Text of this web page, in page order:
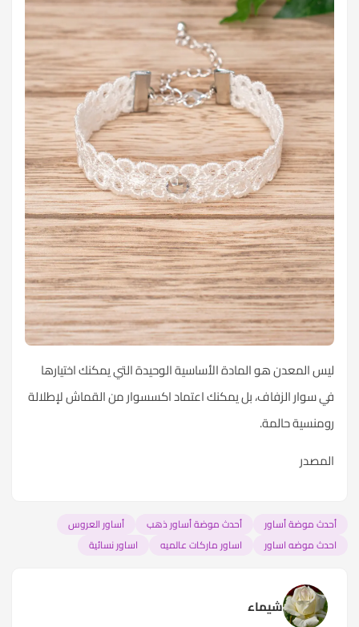
ليس المعدن هو المادة الأساسية الوحيدة التي يمكنك اختيارها
في سوار الزفاف، بل يمكنك اعتماد اكسسوار من القماش لإطلالة
رومنسية حالمة.
المصدر
أحدث موضة أساور أحدث موضة أساور ذهب
أساور العروس
احدث موضه اساور
اساور ماركات عالميه اساور نسائية
شيماء